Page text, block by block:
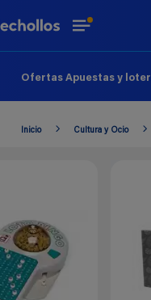
Ofertas Apuestas y
Inicio Cultura y Ocio